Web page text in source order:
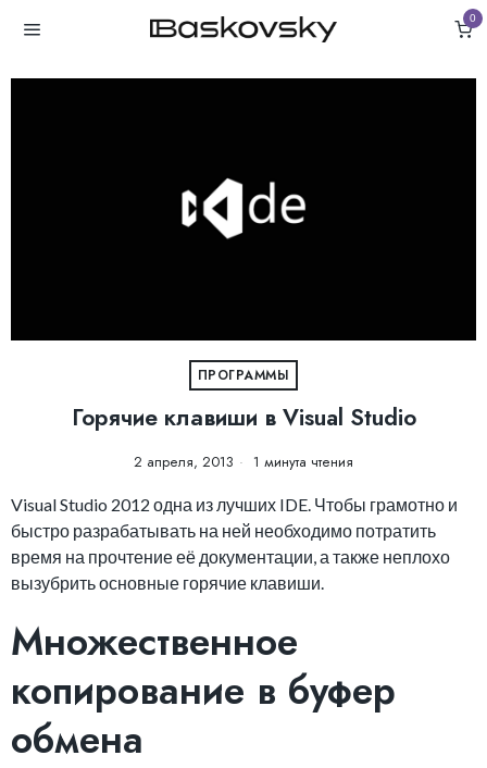
0
ПРОГРАММЫ
Горячие клавиши в Visual Studio
2 апреля, 2013 1 минута чтения
Visual Studio 2012 одна из лучших IDE. Чтобы грамотно и
быстро разрабатывать на ней необходимо потратить
время на прочтение её документации, а также неплохо
вызубрить основные горячие клавиши.
Множественное
копирование в буфер
обмена